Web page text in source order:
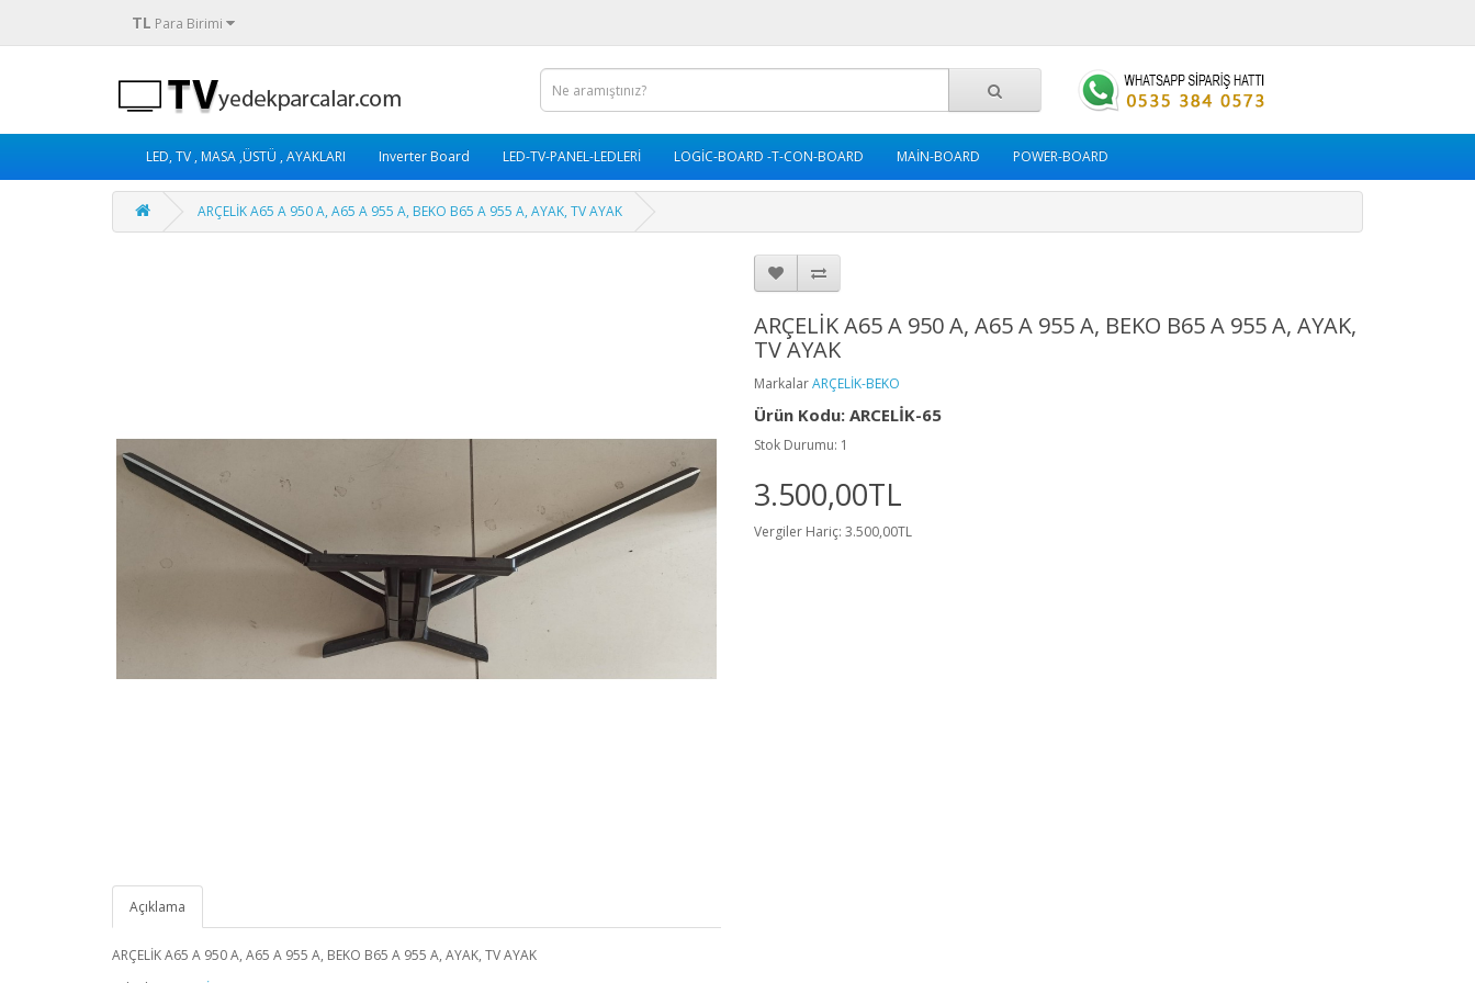
TL Para Birimi
LED, TV , MASA ,ÜSTÜ , AYAKLARI Inverter Board LED-TV-PANEL-LEDLERİ LOGİC-BOARD -T-CON-BOARD MAİN-BOARD POWER-BOARD
ARÇELİK A65 A 950 A, A65 A 955 A, BEKO B65 A 955 A, AYAK, TV AYAK
Açıklama
ARÇELİK A65 A 950 A, A65 A 955 A, BEKO B65 A 955 A, AYAK, TV AYAK
ARÇELİK A65 A 950 A, A65 A 955 A, BEKO B65 A 955 A, AYAK,
TV AYAK
MarkalarARÇELİK-BEKO
Ürün Kodu: ARCELİK-65
Stok Durumu: 1
3.500,00TL
Vergiler Hariç: 3.500,00TL